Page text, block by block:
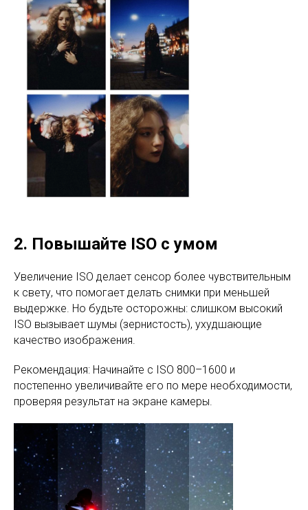
2. Повышайте ISO с умом
Увеличение ISO делает сенсор более чувствительным
к свету, что помогает делать снимки при меньшей
выдержке. Но будьте осторожны: слишком высокий
ISO вызывает шумы (зернистость), ухудшающие
качество изображения.
Рекомендация: Начинайте с ISO 800–1600 и
постепенно увеличивайте его по мере необходимости,
проверяя результат на экране камеры.